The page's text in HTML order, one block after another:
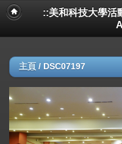
::美和科技大學活
主頁 / DSC07197